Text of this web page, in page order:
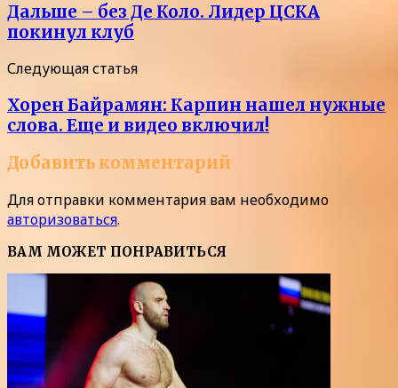
Дальше – без Де Коло. Лидер ЦСКА
покинул клуб
Следующая статья
Хорен Байрамян: Карпин нашел нужные
слова. Еще и видео включил!
Добавить комментарий
Для отправки комментария вам необходимо
авторизоваться.
ВАМ МОЖЕТ ПОНРАВИТЬСЯ